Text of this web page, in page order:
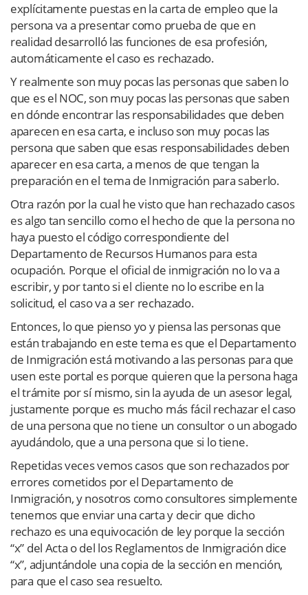
explícitamente puestas en la carta de empleo que la
persona va a presentar como prueba de que en
realidad desarrolló las funciones de esa profesión,
automáticamente el caso es rechazado.
Y realmente son muy pocas las personas que saben lo
que es el NOC, son muy pocas las personas que saben
en dónde encontrar las responsabilidades que deben
aparecen en esa carta, e incluso son muy pocas las
persona que saben que esas responsabilidades deben
aparecer en esa carta, a menos de que tengan la
preparación en el tema de Inmigración para saberlo.
Otra razón por la cual he visto que han rechazado casos
es algo tan sencillo como el hecho de que la persona no
haya puesto el código correspondiente del
Departamento de Recursos Humanos para esta
ocupación. Porque el oficial de inmigración no lo va a
escribir, y por tanto si el cliente no lo escribe en la
solicitud, el caso va a ser rechazado.
Entonces, lo que pienso yo y piensa las personas que
están trabajando en este tema es que el Departamento
de Inmigración está motivando a las personas para que
usen este portal es porque quieren que la persona haga
el trámite por sí mismo, sin la ayuda de un asesor legal,
justamente porque es mucho más fácil rechazar el caso
de una persona que no tiene un consultor o un abogado
ayudándolo, que a una persona que si lo tiene.
Repetidas veces vemos casos que son rechazados por
errores cometidos por el Departamento de
Inmigración, y nosotros como consultores simplemente
tenemos que enviar una carta y decir que dicho
rechazo es una equivocación de ley porque la sección
“x” del Acta o del los Reglamentos de Inmigración dice
“x”, adjuntándole una copia de la sección en mención,
para que el caso sea resuelto.